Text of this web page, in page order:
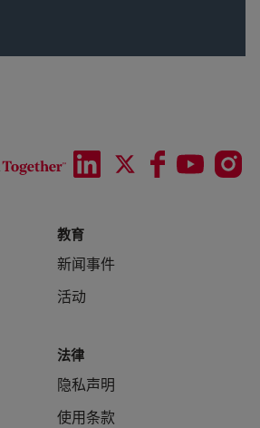
教育
新闻事件
活动
法律
隐私声明
使用条款